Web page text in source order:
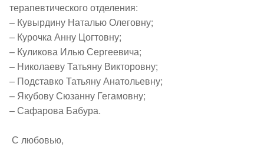
терапевтического отделения:
– Кувырдину Наталью Олеговну;
– Курочка Анну Цогтовну;
– Куликова Илью Сергеевича;
– Николаеву Татьяну Викторовну;
– Подставко Татьяну Анатольевну;
– Якубову Сюзанну Гегамовну;
– Сафарова Бабура.